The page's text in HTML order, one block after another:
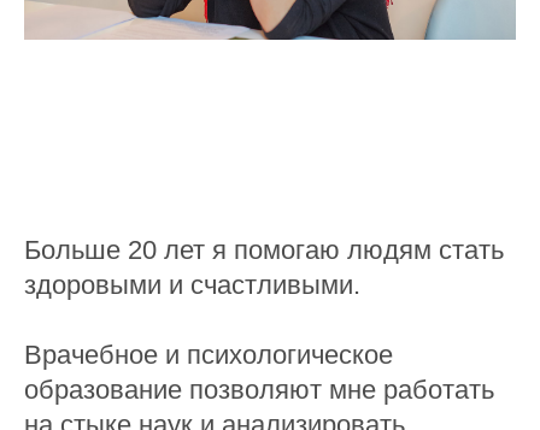
Больше 20 лет я помогаю людям стать
здоровыми и счастливыми.
Врачебное и психологическое
образование позволяют мне работать